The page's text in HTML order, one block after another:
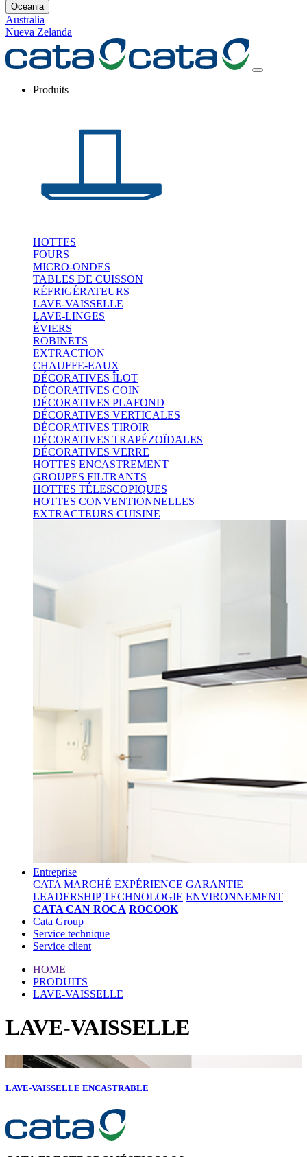
Oceania
Australia
Nueva Zelanda
Produits
HOTTES
FOURS
MICRO-ONDES
TABLES DE CUISSON
RÉFRIGÉRATEURS
LAVE-VAISSELLE
LAVE-LINGES
ÉVIERS
ROBINETS
EXTRACTION
CHAUFFE-EAUX
DÉCORATIVES ÎLOT
DÉCORATIVES COIN
DÉCORATIVES PLAFOND
DÉCORATIVES VERTICALES
DÉCORATIVES TIROIR
DÉCORATIVES TRAPÉZOÏDALES
DÉCORATIVES VERRE
HOTTES ENCASTREMENT
GROUPES FILTRANTS
HOTTES TÉLESCOPIQUES
HOTTES CONVENTIONNELLES
EXTRACTEURS CUISINE
Entreprise
CATA MARCHÉ EXPÉRIENCE GARANTIE
LEADERSHIP TECHNOLOGIE ENVIRONNEMENT
CATA CAN ROCA ROCOOK
Cata Group
Service technique
Service client
HOME
PRODUITS
LAVE-VAISSELLE
LAVE-VAISSELLE
LAVE-VAISSELLE ENCASTRABLE